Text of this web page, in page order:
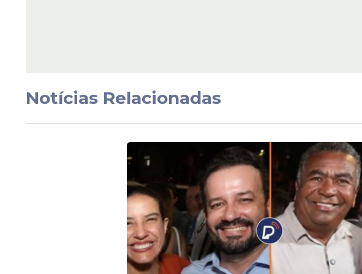
Veja Também
O vereador aponta ainda a existência de possíveis
recursos aos objetos contratados, extrapolação dos
de dotações orçamentárias incompatíveis com o objeto
divulgação das informações referentes à obra.
Notícias Relacionadas